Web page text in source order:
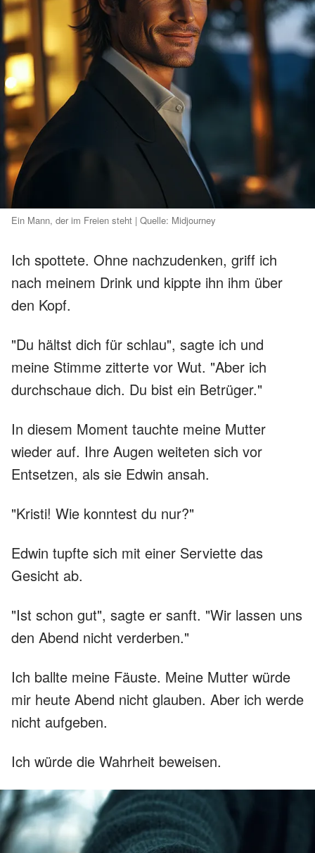
Ein Mann, der im Freien steht | Quelle: Midjourney
Ich spottete. Ohne nachzudenken, griff ich
nach meinem Drink und kippte ihn ihm über
den Kopf.
"Du hältst dich für schlau", sagte ich und
meine Stimme zitterte vor Wut. "Aber ich
durchschaue dich. Du bist ein Betrüger."
In diesem Moment tauchte meine Mutter
wieder auf. Ihre Augen weiteten sich vor
Entsetzen, als sie Edwin ansah.
"Kristi! Wie konntest du nur?"
Edwin tupfte sich mit einer Serviette das
Gesicht ab.
"Ist schon gut", sagte er sanft. "Wir lassen uns
den Abend nicht verderben."
Ich ballte meine Fäuste. Meine Mutter würde
mir heute Abend nicht glauben. Aber ich werde
nicht aufgeben.
Ich würde die Wahrheit beweisen.